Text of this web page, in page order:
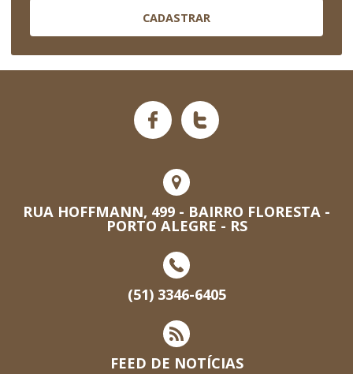
CADASTRAR
RUA HOFFMANN, 499 - BAIRRO FLORESTA -
PORTO ALEGRE - RS
(51) 3346-6405
FEED DE NOTÍCIAS